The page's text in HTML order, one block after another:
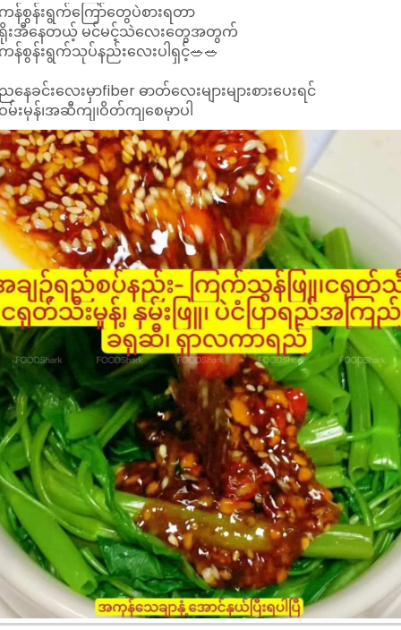
န်စွန်းရွက်ကြော်တွေပဲစားရတာ
းအီနေတယ့် မင်မင့်သဲလေးတွေအတွက်
န်စွန်းရွက်သုပ်နည်းလေးပါရှင့်🥗🥗
နေခင်းလေးမှာfiber ဓာတ်လေးများများစားပေးရင်
မ်းမှန်၊အဆီကျ၊ဝိတ်ကျစေမှာပါ